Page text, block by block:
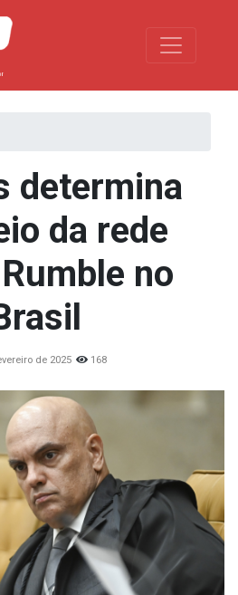
Toggle
determina
da rede
no
de 2025 168